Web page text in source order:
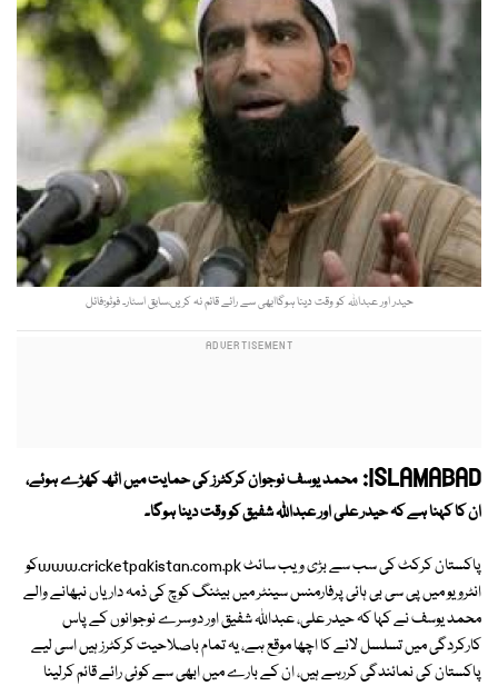
حیدر اور عبداللہ کو وقت دینا ہوگاابھی سے رائے قائم نہ کریں،سابق اسٹار۔ فوٹو:فائل
ISLAMABAD: محمد یوسف نوجوان کرکٹرز کی حمایت میں اٹھ کھڑے ہوئے،
ان کا کہنا ہے کہ حیدر علی اور عبداللہ شفیق کو وقت دینا ہوگا۔
پاکستان کرکٹ کی سب سے بڑی ویب سائٹ www.cricketpakistan.com.pkکو
انٹرویو میں پی سی بی ہائی پرفارمنس سینٹر میں بیٹنگ کوچ کی ذمہ داریاں نبھانے والے
محمد یوسف نے کہا کہ حیدر علی، عبداللہ شفیق اور دوسرے نوجوانوں کے پاس
کارکردگی میں تسلسل لانے کا اچھا موقع ہے، یہ تمام باصلاحیت کرکٹرز ہیں اسی لیے
پاکستان کی نمائندگی کررہے ہیں، ان کے بارے میں ابھی سے کوئی رائے قائم کرلینا